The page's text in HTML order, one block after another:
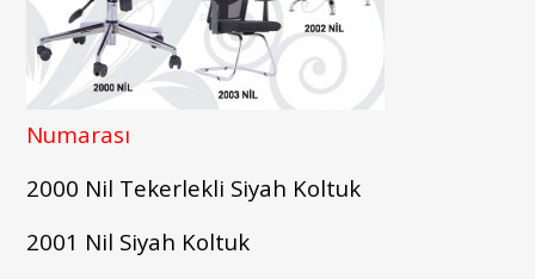
Numarası
2000 Nil Tekerlekli Siyah Koltuk
2001 Nil Siyah Koltuk